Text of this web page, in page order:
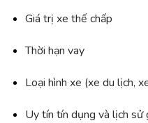
Giá trị xe thế chấp
Thời hạn vay
Loại hình xe (xe du lịch,
Uy tín tín dụng và lịch sử